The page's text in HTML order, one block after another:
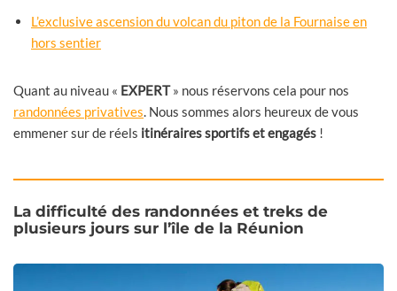
L’exclusive ascension du volcan du piton de la Fournaise en
hors sentier
Quant au niveau « EXPERT» nous réservons cela pour nos
randonnées privatives. Nous sommes alors heureux de vous
emmener sur de réels itinéraires sportifs et engagés !
La difficulté des randonnées et treks de
plusieurs jours sur l’île de la Réunion